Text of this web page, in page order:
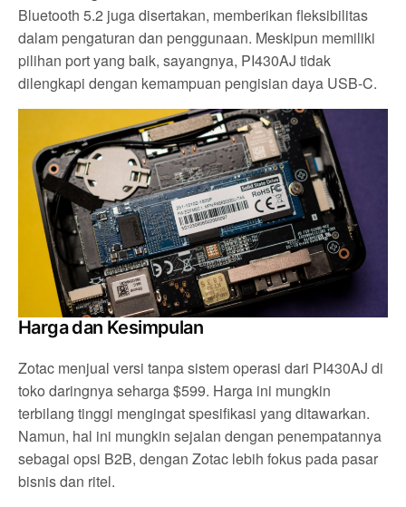
Bluetooth 5.2 juga disertakan, memberikan fleksibilitas
dalam pengaturan dan penggunaan. Meskipun memiliki
pilihan port yang baik, sayangnya, PI430AJ tidak
dilengkapi dengan kemampuan pengisian daya USB-C.
Harga dan Kesimpulan
Zotac menjual versi tanpa sistem operasi dari PI430AJ di
toko daringnya seharga $599. Harga ini mungkin
terbilang tinggi mengingat spesifikasi yang ditawarkan.
Namun, hal ini mungkin sejalan dengan penempatannya
sebagai opsi B2B, dengan Zotac lebih fokus pada pasar
bisnis dan ritel.